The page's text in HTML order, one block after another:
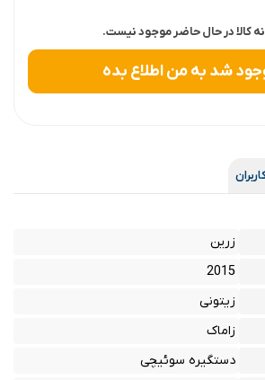
کالا در حال حاضر موجود نیست.
شد به من اطلاع بده
زرین
2015
زیتونی
زاماک
دستگیره سوئیچی